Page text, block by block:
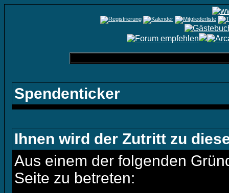
Spendenticker
Ihnen wird der Zutritt zu
Aus einem der folgenden
Seite zu betreten: